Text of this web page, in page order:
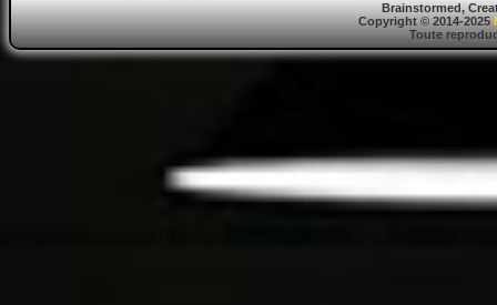
Brainstormed,
Copyright © 2014-2025
Toute